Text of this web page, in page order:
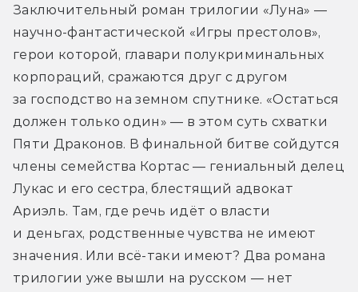
Заключительный роман трилогии «Луна» —
научно-фантастической «Игры престолов»,
герои которой, главари полукриминальных
корпораций, сражаются друг с другом
за господство на земном спутнике. «Остаться
должен только один» — в этом суть схватки
Пяти Драконов. В финальной битве сойдутся
члены семейства Кортас — гениальный делец
Лукас и его сестра, блестящий адвокат
Ариэль. Там, где речь идёт о власти
и деньгах, родственные чувства не имеют
значения. Или всё-таки имеют? Два романа
трилогии уже вышли на русском — нет